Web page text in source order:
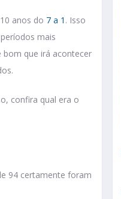
anos do 7 a 1 . Isso
mais
que irá acontecer
confira qual era o
94 certamente foram